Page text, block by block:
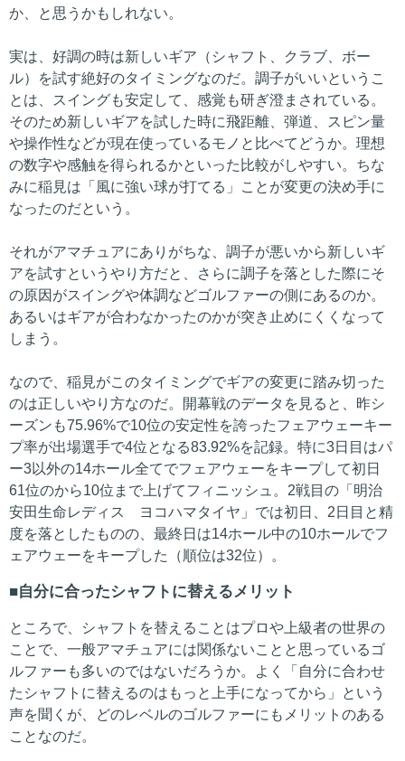
か、と思うかもしれない。
実は、好調の時は新しいギア（シャフト、クラブ、ボー
ル）を試す絶好のタイミングなのだ。調子がいいというこ
とは、スイングも安定して、感覚も研ぎ澄まされている。
そのため新しいギアを試した時に飛距離、弾道、スピン量
や操作性などが現在使っているモノと比べてどうか。理想
の数字や感触を得られるかといった比較がしやすい。ちな
みに稲見は「風に強い球が打てる」ことが変更の決め手に
なったのだという。
それがアマチュアにありがちな、調子が悪いから新しいギ
アを試すというやり方だと、さらに調子を落とした際にそ
の原因がスイングや体調などゴルファーの側にあるのか。
あるいはギアが合わなかったのかが突き止めにくくなって
しまう。
なので、稲見がこのタイミングでギアの変更に踏み切った
のは正しいやり方なのだ。開幕戦のデータを見ると、昨シ
ーズンも75.96%で10位の安定性を誇ったフェアウェーキー
プ率が出場選手で4位となる83.92%を記録。特に3日目はパ
ー3以外の14ホール全てでフェアウェーをキープして初日
61位のから10位まで上げてフィニッシュ。2戦目の「明治
安田生命レディス ヨコハマタイヤ」では初日、2日目と精
度を落としたものの、最終日は14ホール中の10ホールでフ
ェアウェーをキープした（順位は32位）。
自分に合ったシャフトに替えるメリット
ところで、シャフトを替えることはプロや上級者の世界の
ことで、一般アマチュアには関係ないことと思っているゴ
ルファーも多いのではないだろうか。よく「自分に合わせ
たシャフトに替えるのはもっと上手になってから」という
声を聞くが、どのレベルのゴルファーにもメリットのある
ことなのだ。